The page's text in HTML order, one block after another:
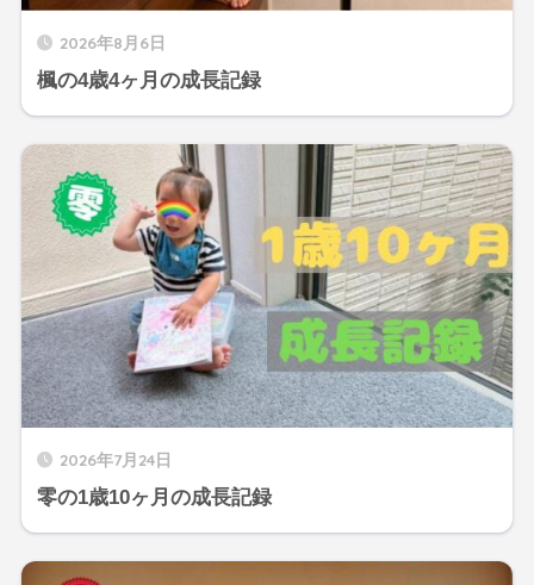
2026年8月6日
楓の4歳4ヶ月の成長記録
2026年7月24日
零の1歳10ヶ月の成長記録